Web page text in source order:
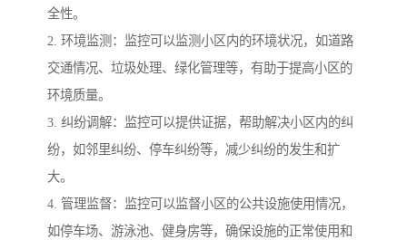
全性。
2. 环境监测：监控可以监测小区内的环境状况，如道路
交通情况、垃圾处理、绿化管理等，有助于提高小区的
环境质量。
3. 纠纷调解：监控可以提供证据，帮助解决小区内的纠
纷，如邻里纠纷、停车纠纷等，减少纠纷的发生和扩
大。
4. 管理监督：监控可以监督小区的公共设施使用情况，
如停车场、游泳池、健身房等，确保设施的正常使用和